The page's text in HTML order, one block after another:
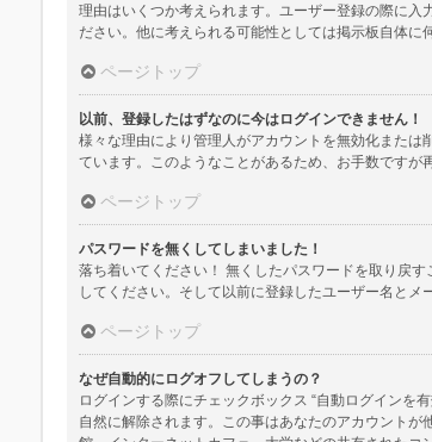
理由はいくつか考えられます。ユーザー登録の際に
ださい。他に考えられる可能性としては掲示板自体に
ページトップ
以前、登録したはずなのに今はログインできません！
様々な理由により管理人がアカウントを無効化また
ています。このようなことがあるため、お手数ですが
ページトップ
パスワードを無くしてしまいました！
落ち着いてください！ 無くしたパスワードを取り戻
してください。そして以前に登録したユーザー名とメ
ページトップ
なぜ自動的にログオフしてしまうの？
ログインする際にチェックボックス “自動ログインを
自然に解除されます。この事はあなたのアカウント